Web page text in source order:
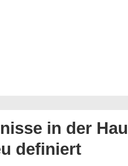
in der
definiert